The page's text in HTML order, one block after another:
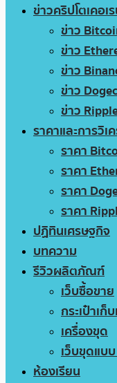
ข่าวคริปโตเคอเ
ข่าว
ข่าว
ข่าว
ข่าว
ข่าว
ราคาและการวิเ
ราคา
ราคา
ราคา
ราคา
ปฏิทินเศรษฐกิจ
บทความ
รีวิวผลิตภัณฑ์
เว็บซื้อขาย
กระเป๋าเก็
เครื่องขุด
เว็บขุดแบ
ห้องเรียน